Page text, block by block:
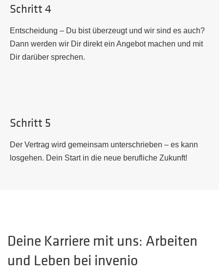
Schritt 4
Entscheidung – Du bist überzeugt und wir sind es auch?
Dann werden wir Dir direkt ein Angebot machen und mit
Dir darüber sprechen.
Schritt 5
Der Vertrag wird gemeinsam unterschrieben – es kann
losgehen. Dein Start in die neue berufliche Zukunft!
Deine Karriere mit uns: Arbeiten
und Leben bei invenio